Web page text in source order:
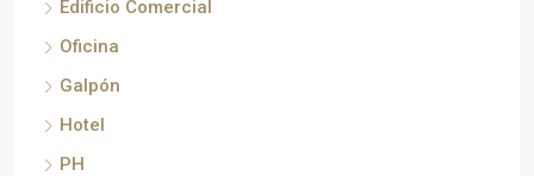
Edificio Comercial
Oficina
Galpón
Hotel
PH